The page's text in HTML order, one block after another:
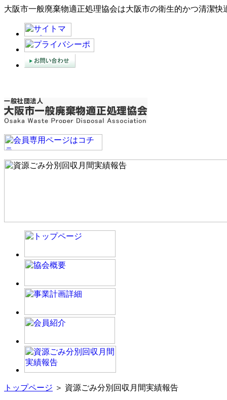
大阪市一般廃棄物適正処理協会は大阪市の衛生的かつ清潔
トップページ ＞ 資源ごみ分別回収月間実績報告